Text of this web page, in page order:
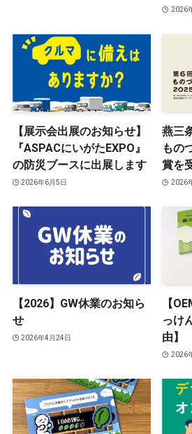
2026
【展示会出展のお知らせ】
『ASPACにいがたEXPO』
の防災ブースに出展します
2026年6月5日
燕三
もの
賞を
2026
【2026】GW休業のお知ら
せ
2026年4月24日
【
っけ
由】
2026